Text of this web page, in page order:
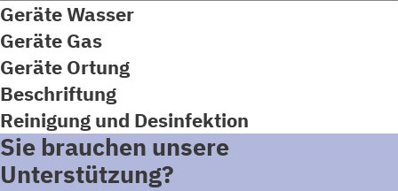
Geräte Wasser
Geräte Gas
Geräte Ortung
Beschriftung
Reinigung und Desinfektion
Sie brauchen unsere
Unterstützung?